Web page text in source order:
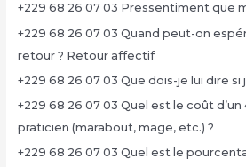
+229 68 26 07 03 Pressentiment que
+229 68 26 07 03 Quand peut-on
retour ? Retour affectif
+229 68 26 07 03 Que dois-je lui dire
+229 68 26 07 03 Quel est le coût
praticien (marabout, mage, etc.) ?
+229 68 26 07 03 Quel est le